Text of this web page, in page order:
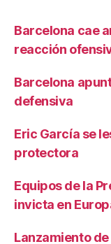
Barcelona cae
reacción
Barcelona
defensiva
Eric García se
protectora
Equipos de la
invicta en
Lanzamiento